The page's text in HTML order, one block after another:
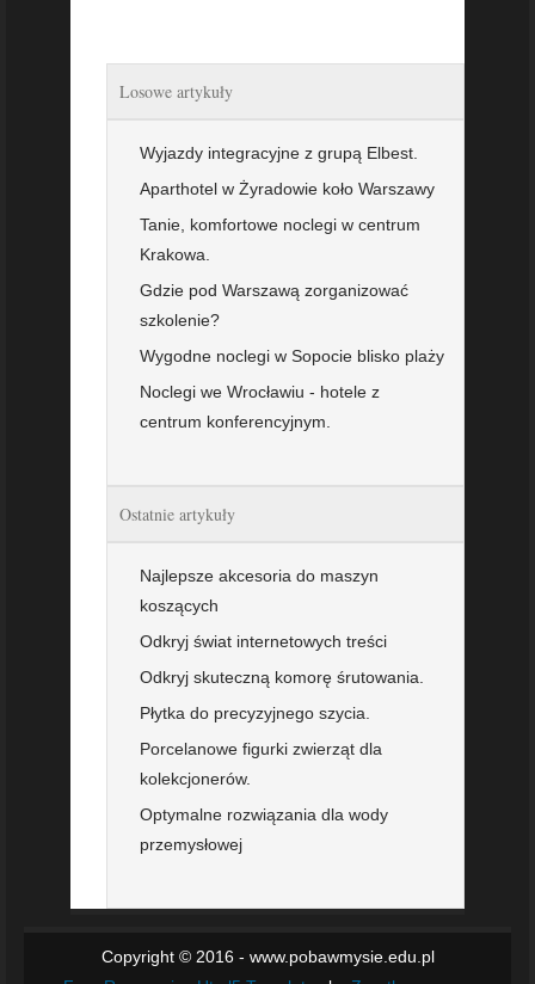
Losowe artykuły
Wyjazdy integracyjne z grupą Elbest.
Aparthotel w Żyradowie koło Warszawy
Tanie, komfortowe noclegi w centrum
Krakowa.
Gdzie pod Warszawą zorganizować
szkolenie?
Wygodne noclegi w Sopocie blisko plaży
Noclegi we Wrocławiu - hotele z
centrum konferencyjnym.
Ostatnie artykuły
Najlepsze akcesoria do maszyn
koszących
Odkryj świat internetowych treści
Odkryj skuteczną komorę śrutowania.
Płytka do precyzyjnego szycia.
Porcelanowe figurki zwierząt dla
kolekcjonerów.
Optymalne rozwiązania dla wody
przemysłowej
Copyright © 2016 - www.pobawmysie.edu.pl